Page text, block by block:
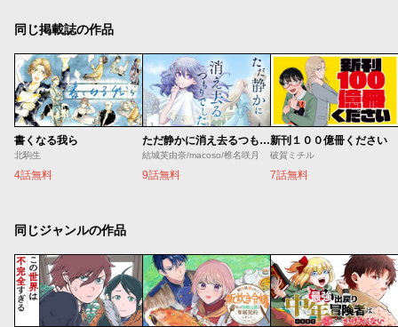
同じ掲載誌の作品
書くなる我ら
北駒生
4話無料
ただ静かに消え去るつもりでした
結城芙由奈/macoso/椎名咲月
9話無料
新刊１００億冊ください
破賀ミチル
7話無料
同じジャンルの作品